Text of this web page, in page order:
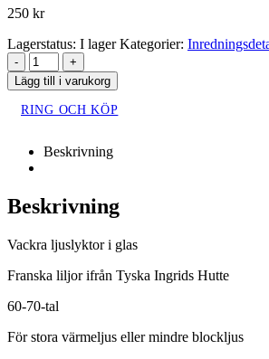
250 kr
Lagerstatus: I lager Kategorier:
-
+
Lägg till i varukorg
RING OCH KÖP
Beskrivning
Beskrivning
Vackra ljuslyktor i glas
Franska liljor ifrån Tyska Ingrids Hutte
60-70-tal
För stora värmeljus eller mindre blockljus